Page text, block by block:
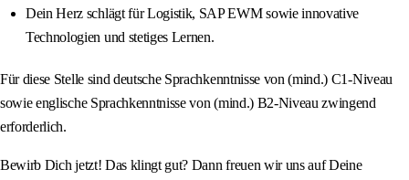
Dein Herz schlägt für Logistik, SAP EWM sowie innovative
Technologien und stetiges Lernen.
Für diese Stelle sind deutsche Sprachkenntnisse von (mind.) C1-Niveau
sowie englische Sprachkenntnisse von (mind.) B2-Niveau zwingend
erforderlich.
Bewirb Dich jetzt! Das klingt gut? Dann freuen wir uns auf Deine